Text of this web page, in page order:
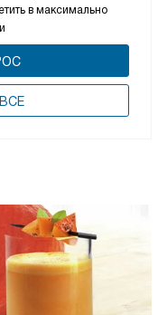
в максимально